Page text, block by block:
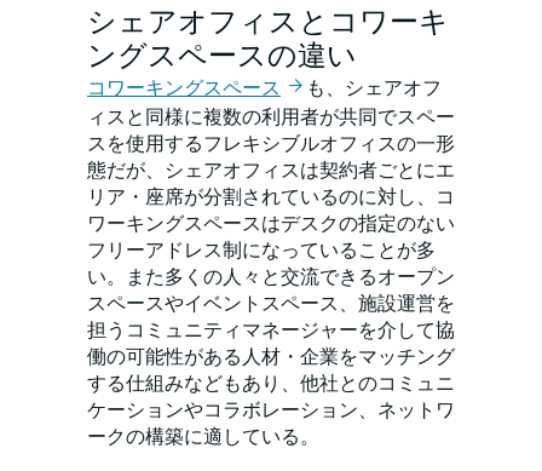
シェアオフィスとコワーキ
ングスペースの違い
コワーキングスペース
も、シェアオフ
ィスと同様に複数の利用者が共同でスペー
スを使用するフレキシブルオフィスの一形
態だが、シェアオフィスは契約者ごとにエ
リア・座席が分割されているのに対し、コ
ワーキングスペースはデスクの指定のない
フリーアドレス制になっていることが多
い。また多くの人々と交流できるオープン
スペースやイベントスペース、施設運営を
担うコミュニティマネージャーを介して協
働の可能性がある人材・企業をマッチング
する仕組みなどもあり、他社とのコミュニ
ケーションやコラボレーション、ネットワ
ークの構築に適している。